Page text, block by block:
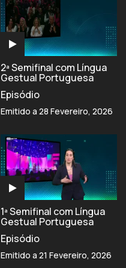
2ª Semifinal com Língua
Gestual Portuguesa
Episódio
Emitido a 28 Fevereiro, 2026
1ª Semifinal com Língua
Gestual Portuguesa
Episódio
Emitido a 21 Fevereiro, 2026